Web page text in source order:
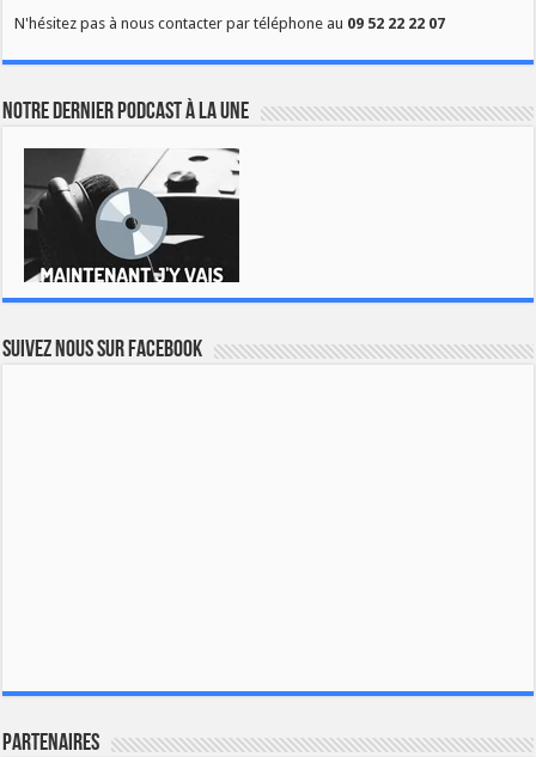
N'hésitez pas à nous contacter par téléphone au 09 52 22 22 07
Notre dernier podcast à la une
Suivez nous sur Facebook
Partenaires